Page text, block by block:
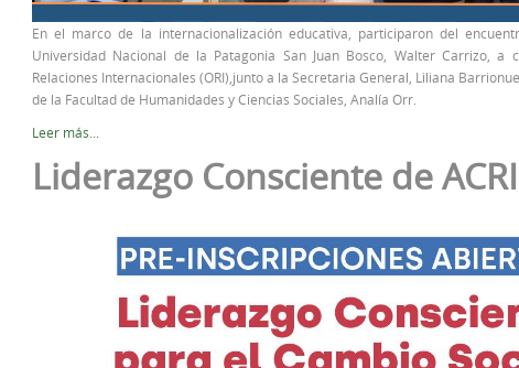
En el marco de la internacionalización educativa, participaron del
Universidad Nacional de la Patagonia San Juan Bosco, Walter Carrizo, a
Relaciones Internacionales (ORI),junto a la Secretaria General, Liliana
de la Facultad de Humanidades y Ciencias Sociales, Analía Orr.
Leer más...
Liderazgo Consciente de